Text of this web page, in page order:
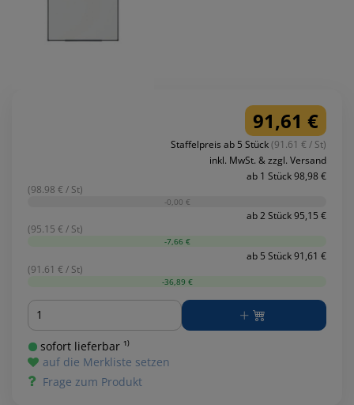
91,61 €
Staffelpreis ab 5 Stück(91.61 € / St)
inkl. MwSt. & zzgl. Versand
ab 1 Stück 98,98 €
(98.98 € / St)
-0,00 €
ab 2 Stück 95,15 €
(95.15 € / St)
-7,66 €
ab 5 Stück 91,61 €
(91.61 € / St)
-36,89 €
Menge
sofort lieferbar ¹⁾
auf die Merkliste setzen
Frage zum Produkt